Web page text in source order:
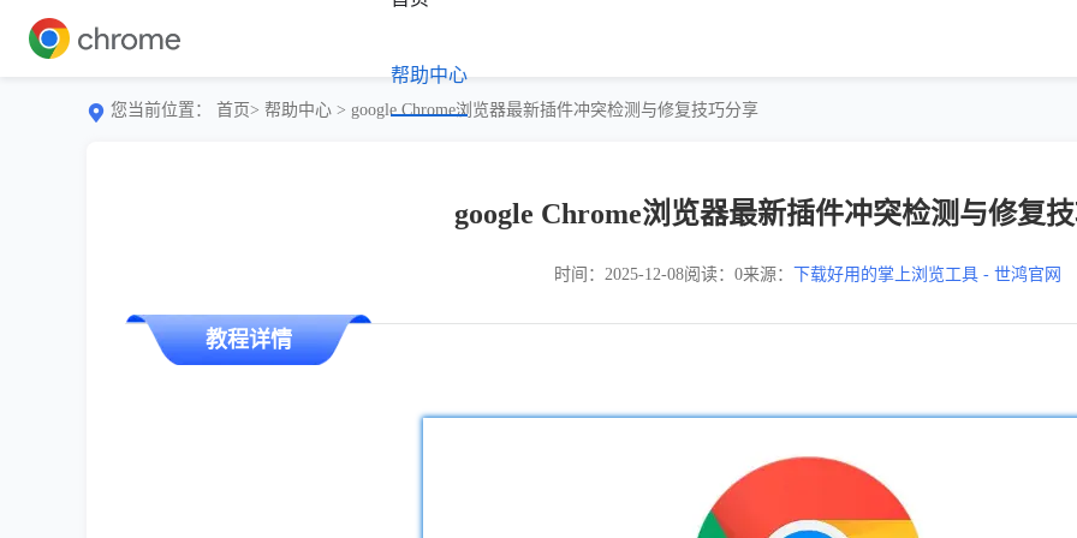
帮助中心
您当前位置： 首页> 帮助中心 > google Chrome浏览器最新插件冲突检测与修复技巧分享
google Chrome浏览器最新插件冲突检测与修复
时间：2025-12-08阅读：0来源： 下载好用的掌上浏览工具 - 世鸿官网
教程详情